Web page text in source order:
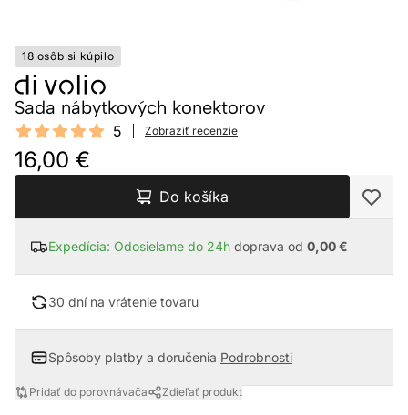
18 osôb si kúpilo
Sada nábytkových konektorov
Reviews
5 out of 5 stars 5 Zobraziť recenzie
16,00 €
Do košíka
Expedícia: Odosielame do 24h doprava od 0,00 €
30 dní na vrátenie tovaru
Spôsoby platby a doručenia Podrobnosti
Pridať do porovnávača Zdieľať produkt